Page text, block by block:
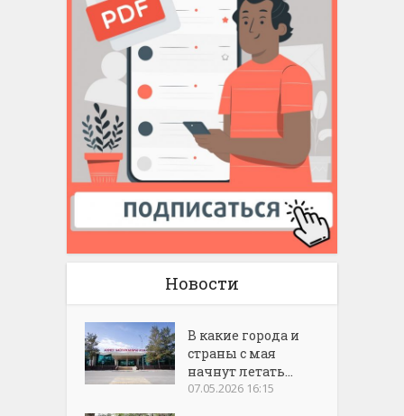
Новости
В какие города и
страны с мая
начнут летать...
07.05.2026 16:15